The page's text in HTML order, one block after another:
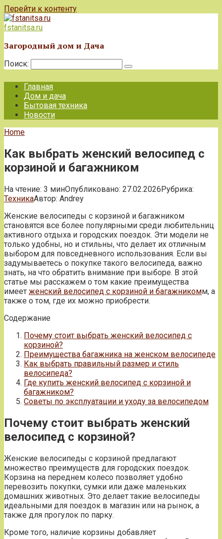
Перейти к контенту
fstanitsa.ru
Загородный дом и Дача
Поиск:
Главная
Дом и дача
Бытовая техника
Новости
Home
Как выбрать женский велосипед с
корзиной и багажником
На чтение: 3 минОпубликовано: 27.02.2026Рубрика:
ТехникаАвтор: Andrey
Женские велосипеды с корзиной и багажником
становятся все более популярными среди любительниц
активного отдыха и городских поездок. Эти модели не
только удобны, но и стильны, что делает их отличным
выбором для повседневного использования. Если вы
задумываетесь о покупке такого велосипеда, важно
знать, на что обратить внимание при выборе. В этой
статье мы расскажем о том какие преимущества
имеет женский велосипед с корзиной и багажникомм, а
также о том, где их можно приобрести.
Содержание
Почему стоит выбрать женский велосипед с
корзиной?
Преимущества багажника на женском велосипеде
Как выбрать правильный размер и стиль
велосипеда?
Где купить женский велосипед с корзиной и
багажником?
Советы по эксплуатации и уходу за велосипедом
Почему стоит выбрать женский
велосипед с корзиной?
Женские велосипеды с корзиной предлагают
множество преимуществ для городских поездок.
Корзина на переднем колесо позволяет удобно
перевозить покупки, сумки или даже маленьких
домашних животных. Это делает такие велосипеды
идеальными для поездок в магазин или на рынок, а
также для прогулок по парку.
Кроме того, наличие корзины добавляет